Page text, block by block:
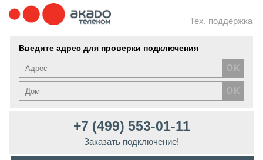
Тех. поддержка
Введите адрес для проверки подключения
+7 (499) 553-01-11
Заказать подключение!